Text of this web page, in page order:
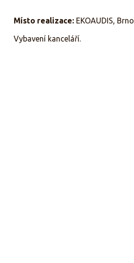
Místo realizace: EKOAUDIS, Brno
Vybavení kanceláří.